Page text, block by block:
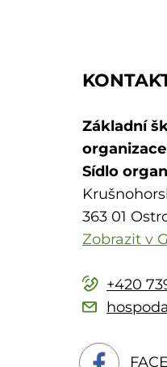
Základní
organizace
Sídlo
363 01
Zobrazit v
+420